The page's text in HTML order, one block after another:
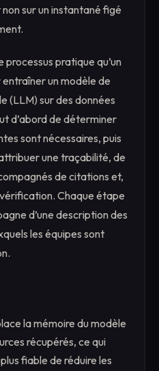
sur un instantané figé
pratique qu’un
un modèle de
(LLM) sur des données
d’abord de déterminer
sont nécessaires, puis
une traçabilité, de
de citations et,
Chaque étape
d’une description des
les équipes sont
la mémoire du modèle
récupérés, ce qui
fiable de réduire les